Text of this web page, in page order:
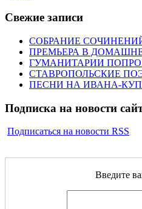
Свежие записи
СОБРАНИЕ
ПРЕМЬЕРА В
ГУМАНИТАРИИ
СТАВРОПОЛЬСКИЕ
ПЕСНИ НА ИВАНА-
Подписка на новости
Подписаться на новости RSS
Введите